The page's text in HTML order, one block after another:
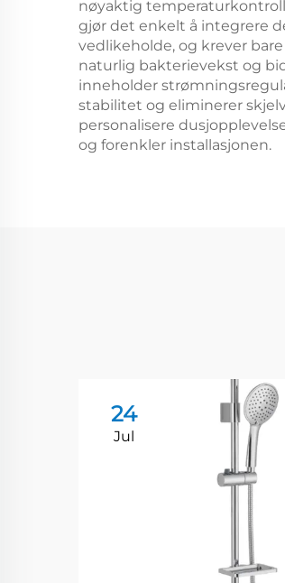
nøyaktig
gjør det enkelt å integrere
vedlikeholde, og krever
naturlig bakterievekst og
inneholder
stabilitet og eliminerer
personalisere
og forenkler installasjonen.
24
Jul